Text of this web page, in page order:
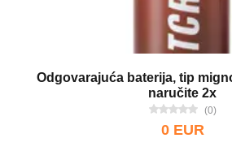
Odgovarajuća baterija, tip
naručite 2x
(0)
0 EUR